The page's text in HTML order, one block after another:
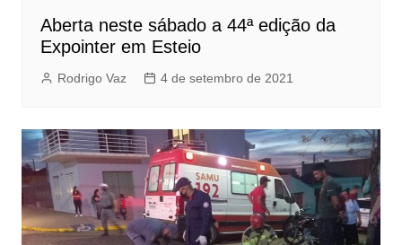
Aberta neste sábado a 44ª edição da
Expointer em Esteio
Rodrigo Vaz 4 de setembro de 2021